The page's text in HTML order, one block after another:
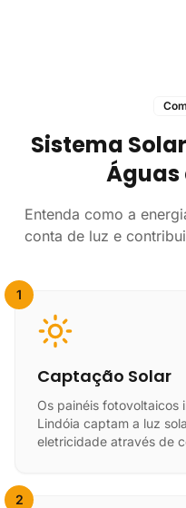
Sistema
Águas
Entenda como a
conta de luz e
1
Captação Solar
Os painéis fotovoltaicos
Lindóia captam a luz
eletricidade através de
2